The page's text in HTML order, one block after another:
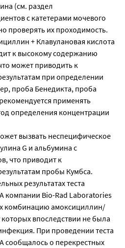
(см. раздел
с катетерами мочевого
проверять их проходимость.
+ Клавулановая кислота
к высокому содержанию
может приводить к
при определении
проба Бенедикта, проба
применять
определения концентрации
вызвать неспецифическое
G и альбумина с
что приводит к
пробы Кумбса.
результатах теста
компании Bio-Rad Laboratories
комбинацию амоксициллин/
которых впоследствии не была
При проведении теста
сообщалось о перекрестных